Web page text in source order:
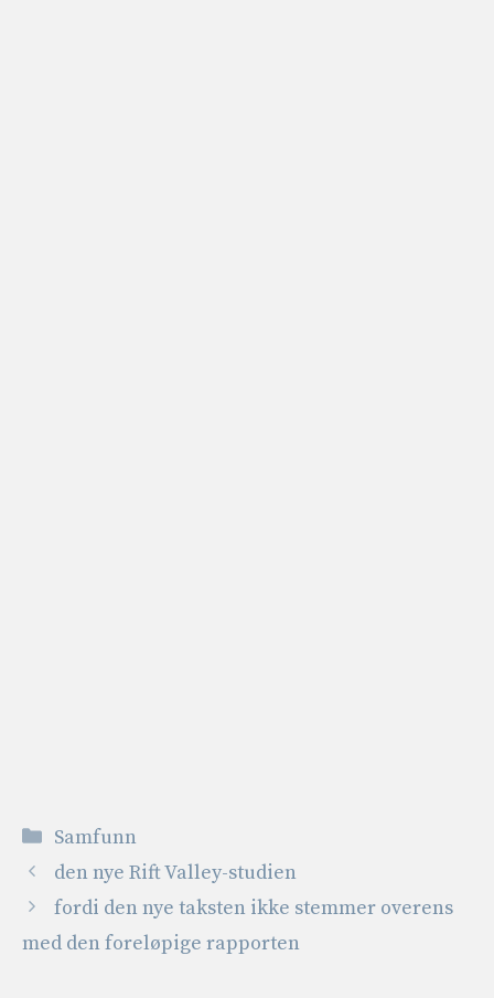
Kategorier
Samfunn
den nye Rift Valley-studien
fordi den nye taksten ikke stemmer overens
med den foreløpige rapporten